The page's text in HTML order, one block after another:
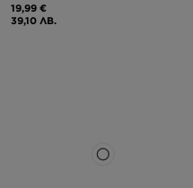
19,99 €
39,10 ЛВ.